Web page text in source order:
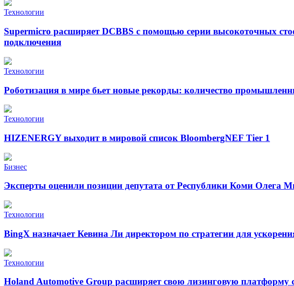
Технологии
Supermicro расширяет DCBBS с помощью серии высокоточных
подключения
Технологии
Роботизация в мире бьет новые рекорды: количество
Технологии
HIZENERGY выходит в мировой список BloombergNEF Tier 1
Бизнес
Эксперты оценили позиции депутата от Республики Коми Олега
Технологии
BingX назначает Кевина Ли директором по стратегии для
Технологии
Holand Automotive Group расширяет свою лизинговую платформу